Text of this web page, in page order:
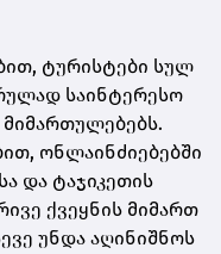
ტურისტები სულ
საინტერესო
ონლაინძიებებში
და ტაჯიკეთის
ქვეყნის მიმართ
უნდა აღინიშნოს